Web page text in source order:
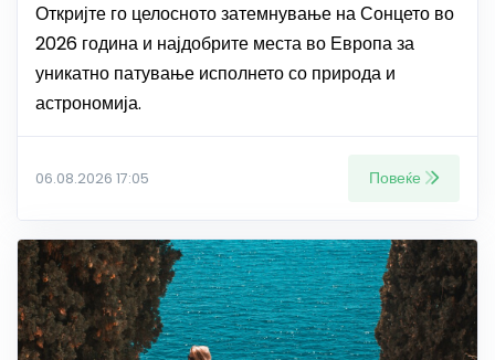
Откријте го целосното затемнување на Сонцето во
2026 година и најдобрите места во Европа за
уникатно патување исполнето со природа и
астрономија.
06.08.2026 17:05 Повеќе